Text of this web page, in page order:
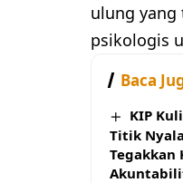
ulung yang
psikologis
Baca
KIP
Titik
Tegakkan